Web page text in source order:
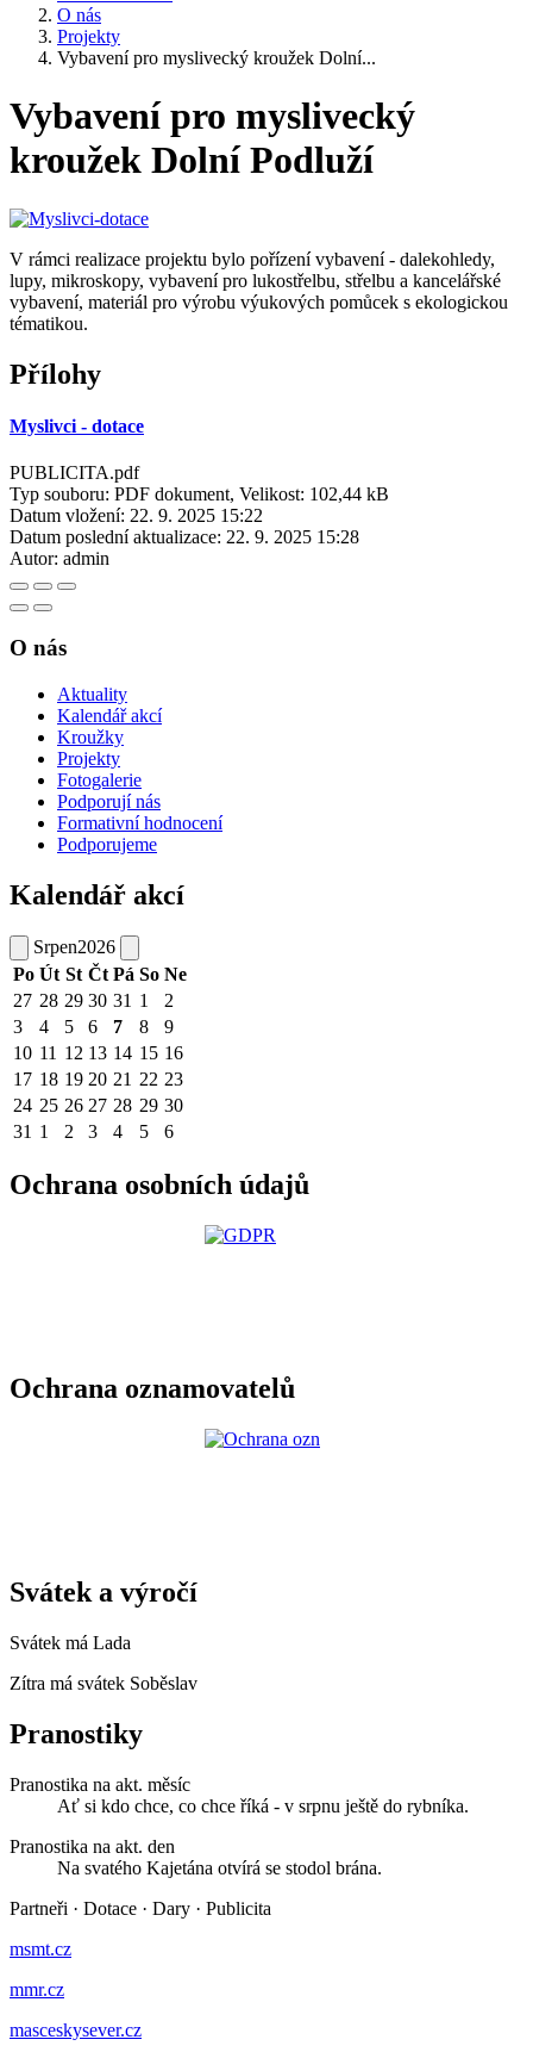
O nás
Projekty
Vybavení pro myslivecký kroužek Dolní...
Vybavení pro myslivecký
kroužek Dolní Podluží
V rámci realizace projektu bylo pořízení vybavení - dalekohledy,
lupy, mikroskopy, vybavení pro lukostřelbu, střelbu a kancelářské
vybavení, materiál pro výrobu výukových pomůcek s ekologickou
tématikou.
Přílohy
Myslivci - dotace
PUBLICITA.pdf
Typ souboru: PDF dokument, Velikost: 102,44 kB
Datum vložení: 22. 9. 2025 15:22
Datum poslední aktualizace: 22. 9. 2025 15:28
Autor: admin
O nás
Aktuality
Kalendář akcí
Kroužky
Projekty
Fotogalerie
Podporují nás
Formativní hodnocení
Podporujeme
Kalendář akcí
Srpen2026
Po Út St Čt Pá So Ne
27 28 29 30 31 1
2
3
4 5 6 7 8
9
10 11 12 13 14 15 16
17 18 19 20 21 22 23
24 25 26 27 28 29 30
31 1 2 3 4 5 6
Ochrana osobních údajů
Ochrana oznamovatelů
Svátek a výročí
Svátek má Lada
Zítra má svátek Soběslav
Pranostiky
Pranostika na akt. měsíc
Ať si kdo chce, co chce říká - v srpnu ještě do rybníka.
Pranostika na akt. den
Na svatého Kajetána otvírá se stodol brána.
Partneři · Dotace · Dary · Publicita
msmt.cz
mmr.cz
masceskysever.cz